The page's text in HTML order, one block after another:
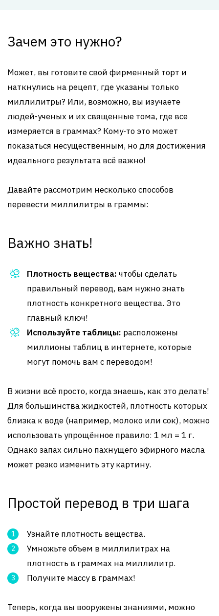
Зачем это нужно?
Может, вы готовите свой фирменный торт и
наткнулись на рецепт, где указаны только
миллилитры? Или, возможно, вы изучаете
людей-ученых и их священные тома, где все
измеряется в граммах? Кому-то это может
показаться несущественным, но для достижения
идеального результата всё важно!
Давайте рассмотрим несколько способов
перевести миллилитры в граммы:
Важно знать!
Плотность вещества: чтобы сделать
правильный перевод, вам нужно знать
плотность конкретного вещества. Это
главный ключ!
Используйте таблицы: расположены
миллионы таблиц в интернете, которые
могут помочь вам с переводом!
В жизни всё просто, когда знаешь, как это делать!
Для большинства жидкостей, плотность которых
близка к воде (например, молоко или сок), можно
использовать упрощённое правило: 1 мл = 1 г.
Однако запах сильно пахнущего эфирного масла
может резко изменить эту картину.
Простой перевод в три шага
Узнайте плотность вещества.
Умножьте объем в миллилитрах на
плотность в граммах на миллилитр.
Получите массу в граммах!
Теперь, когда вы вооружены знаниями, можно